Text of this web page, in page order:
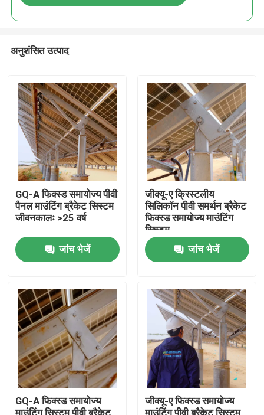
उत्पाद
वीडियो
हमारे बारे में
अनुशंसित उत्पाद
GQ-A फिक्स्ड समायोज्य पीवी
पैनल माउंटिंग ब्रैकेट सिस्टम
जीवनकालः >25 वर्ष
जांच भेजें
जीक्यू-ए क्रिस्टलीय
सिलिकॉन पीवी समर्थन ब्रैकेट
फिक्स्ड समायोज्य माउंटिंग
सिस्टम
जांच भेजें
GQ-A फिक्स्ड समायोज्य
जीक्यू-ए फिक्स्ड समायोज्य